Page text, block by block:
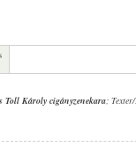
Toll Károly cigányzenekara;